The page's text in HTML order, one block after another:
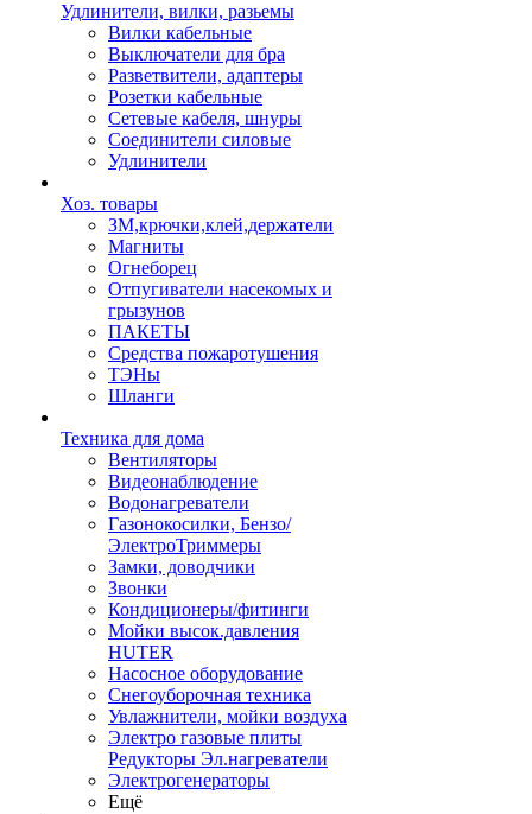
Удлинители, вилки, разьемы
Вилки кабельные
Выключатели для бра
Разветвители, адаптеры
Розетки кабельные
Сетевые кабеля, шнуры
Соединители силовые
Удлинители
Хоз. товары
ЗМ,крючки,клей,держатели
Магниты
Огнеборец
Отпугиватели насекомых и
грызунов
ПАКЕТЫ
Средства пожаротушения
ТЭНы
Шланги
Техника для дома
Вентиляторы
Видеонаблюдение
Водонагреватели
Газонокосилки, Бензо/
ЭлектроТриммеры
Замки, доводчики
Звонки
Кондиционеры/фитинги
Мойки высок.давления
HUTER
Насосное оборудование
Снегоуборочная техника
Увлажнители, мойки воздуха
Электро газовые плиты
Редукторы Эл.нагреватели
Электрогенераторы
Ещё